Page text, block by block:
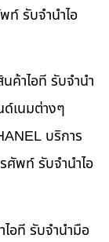
ท์ รับจำนำไอ
ค้าไอที รับจำนำ
เนมต่างๆ
บริการ
ศัพท์ รับจำนำไอ
ไอที รับจำนำมือ